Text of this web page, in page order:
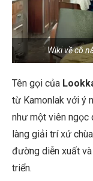
Wiki về cô
Tên gọi của
từ Kamonlak với ý
như một viên ngọc
làng giải trí xứ
đường diễn xuất
triển.